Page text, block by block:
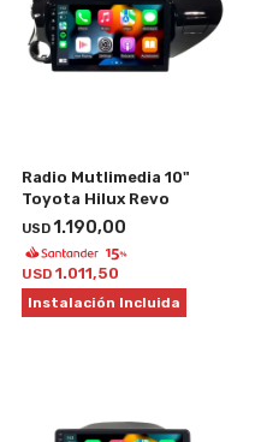
Radio Mutlimedia 10"
Toyota Hilux Revo
USD1.190,00
USD 1.011,50
Instalación Incluida